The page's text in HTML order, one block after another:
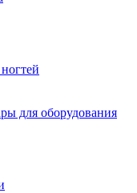
для оборудования